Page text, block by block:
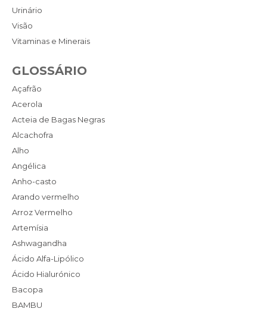
Urinário
Visão
Vitaminas e Minerais
GLOSSÁRIO
Açafrão
Acerola
Acteia de Bagas Negras
Alcachofra
Alho
Angélica
Anho-casto
Arando vermelho
Arroz Vermelho
Artemísia
Ashwagandha
Ácido Alfa-Lipólico
Ácido Hialurónico
Bacopa
BAMBU